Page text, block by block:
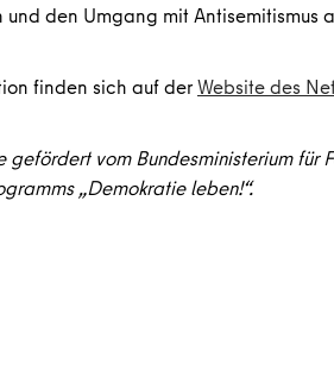
den Umgang mit
finden sich auf derWebsite des
vom Bundesministerium für
„Demokratie leben!“.